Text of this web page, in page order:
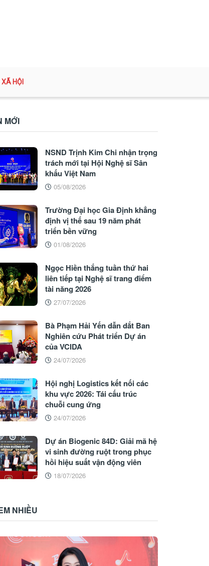
XÃ HỘI
MỚI
NSND Trịnh Kim Chi nhận trọng
trách mới tại Hội Nghệ sĩ Sân
khấu Việt Nam
05/08/2026
Trường Đại học Gia Định khẳng
định vị thế sau 19 năm phát
triển bền vững
01/08/2026
Ngọc Hiền thắng tuần thứ hai
liên tiếp tại Nghệ sĩ trang điểm
tài năng 2026
27/07/2026
Bà Phạm Hải Yến dẫn dắt Ban
Nghiên cứu Phát triển Dự án
của VCIDA
24/07/2026
Hội nghị Logistics kết nối các
khu vực 2026: Tái cấu trúc
chuỗi cung ứng
24/07/2026
Dự án Biogenic 84D: Giải mã hệ
vi sinh đường ruột trong phục
hồi hiệu suất vận động viên
18/07/2026
NHIỀU